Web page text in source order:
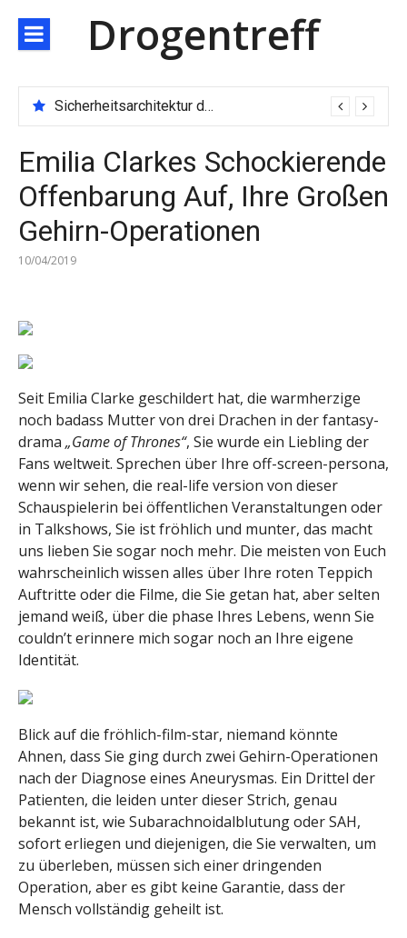
zum
Inhalt
Drogentreff
Sicherheitsarchitektur der nächsten Generation: JARXE kombiniert Multi-Wallet und MPC als Schutzschild für digitales Vertrauen
Emilia Clarkes Schockierende
Offenbarung Auf, Ihre Großen
Gehirn-Operationen
10/04/2019
Seit Emilia Clarke geschildert hat, die warmherzige
noch badass Mutter von drei Drachen in der fantasy-
drama„Game of Thrones“, Sie wurde ein Liebling der
Fans weltweit. Sprechen über Ihre off-screen-persona,
wenn wir sehen, die real-life version von dieser
Schauspielerin bei öffentlichen Veranstaltungen oder
in Talkshows, Sie ist fröhlich und munter, das macht
uns lieben Sie sogar noch mehr. Die meisten von Euch
wahrscheinlich wissen alles über Ihre roten Teppich
Auftritte oder die Filme, die Sie getan hat, aber selten
jemand weiß, über die phase Ihres Lebens, wenn Sie
couldn’t erinnere mich sogar noch an Ihre eigene
Identität.
Blick auf die fröhlich-film-star, niemand könnte
Ahnen, dass Sie ging durch zwei Gehirn-Operationen
nach der Diagnose eines Aneurysmas. Ein Drittel der
Patienten, die leiden unter dieser Strich, genau
bekannt ist, wie Subarachnoidalblutung oder SAH,
sofort erliegen und diejenigen, die Sie verwalten, um
zu überleben, müssen sich einer dringenden
Operation, aber es gibt keine Garantie, dass der
Mensch vollständig geheilt ist.